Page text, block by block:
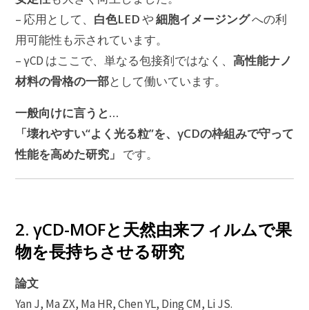
– 応用として、 白色LEDや細胞イメージングへの利
用可能性も示されています。
– γCD はここで、単なる包接剤ではなく、 高性能ナノ
材料の骨格の一部として働いています。
一般向けに言うと…
「壊れやすい“よく光る粒”を、γCDの枠組みで守って
性能を高めた研究」 です。
2. γCD-MOFと天然由来フィルムで果
物を長持ちさせる研究
論文
Yan J, Ma ZX, Ma HR, Chen YL, Ding CM, Li JS.